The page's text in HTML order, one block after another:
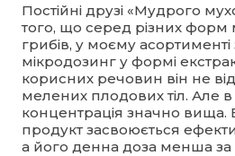
Постійні друзі «Мудрого
того, що серед різних форм
грибів, у моєму
мікродозинг у формі
корисних речовин він не
мелених плодових тіл. Але в
концентрація значно вища.
продукт засвоюється
а його денна доза менша за